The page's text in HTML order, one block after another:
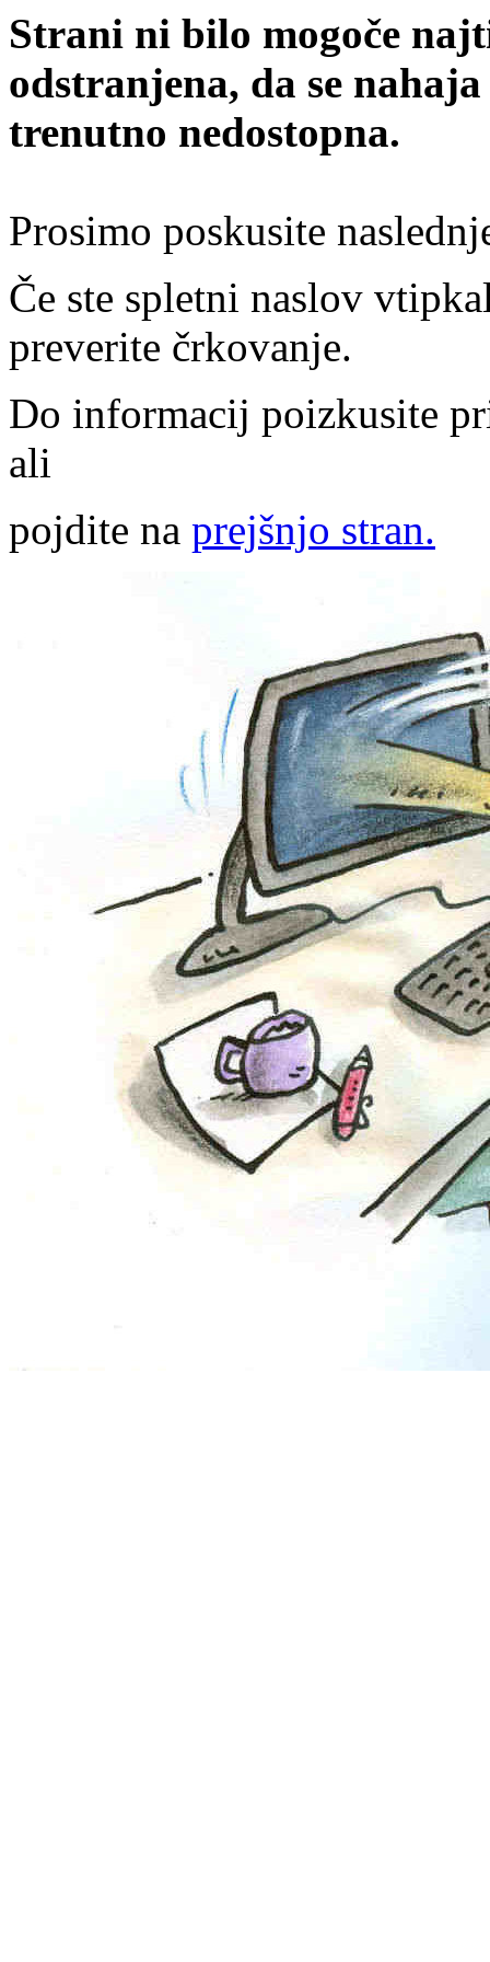
Strani ni bilo mogoče
odstranjena, da se
trenutno nedostopna.
Prosimo poskusite
Če ste spletni naslov
preverite črkovanje.
Do informacij poizkusite
ali
pojdite na prejšnjo stran.